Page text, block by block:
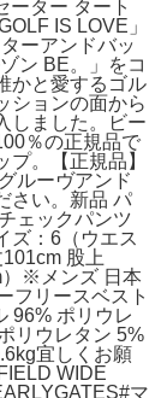
ーター タート
IS LOVE」
ーアンドバッ
ン BE。」をコ
かと愛するゴル
ションの面から
しました。ビー
％の正規品で
。【正規品】
ルーヴアンド
さい。新品 パ
ェックパンツ
ズ：6（ウエス
股上
）※メンズ 日本
フリースベスト
96% ポリウレ
リウレタン 5%
宜しくお願
WIDE
マ